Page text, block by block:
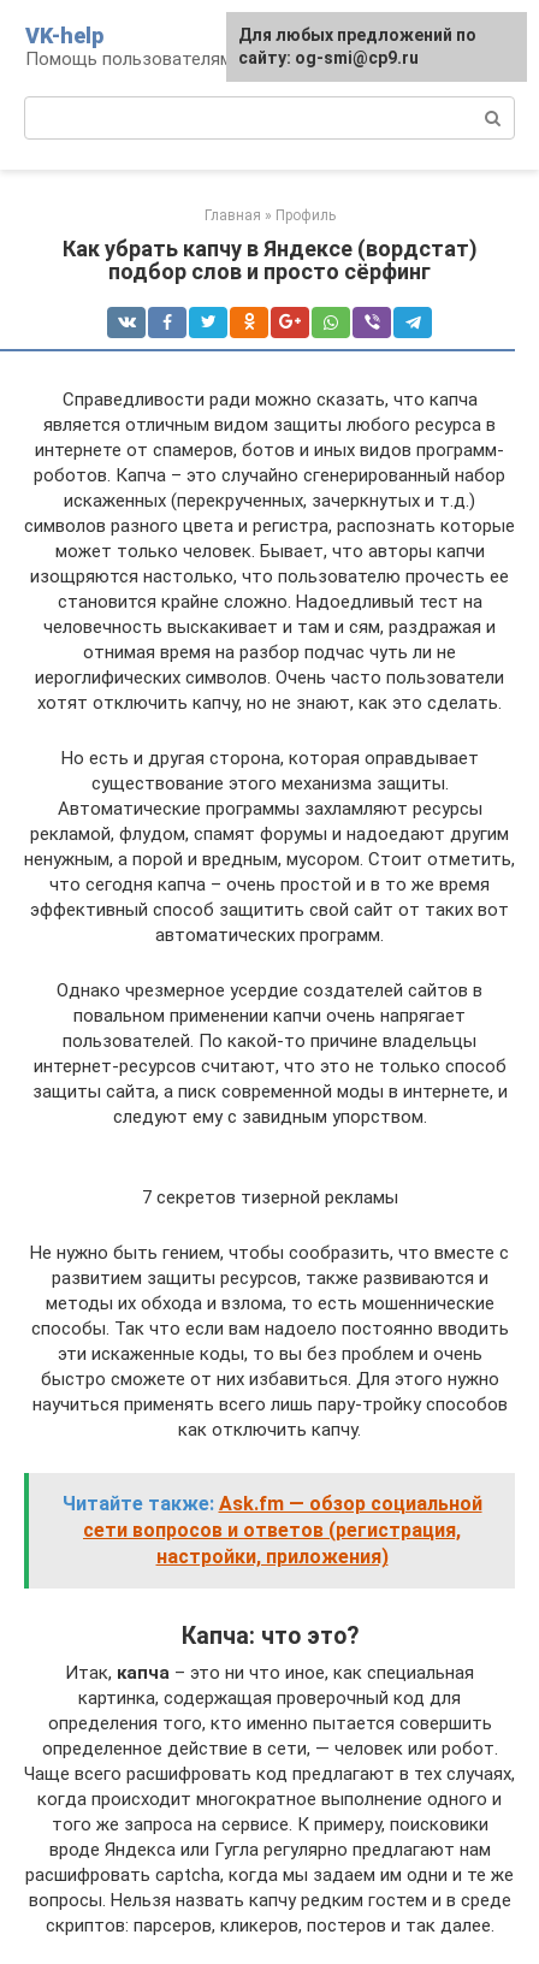
контенту
VK-help
Помощь пользователям соцсети ВКонтакте
Главная » Профиль
Как убрать капчу в Яндексе (вордстат)
подбор слов и просто сёрфинг
Справедливости ради можно сказать, что капча
является отличным видом защиты любого ресурса в
интернете от спамеров, ботов и иных видов программ-
роботов. Капча – это случайно сгенерированный набор
искаженных (перекрученных, зачеркнутых и т.д.)
символов разного цвета и регистра, распознать которые
может только человек. Бывает, что авторы капчи
изощряются настолько, что пользователю прочесть ее
становится крайне сложно. Надоедливый тест на
человечность выскакивает и там и сям, раздражая и
отнимая время на разбор подчас чуть ли не
иероглифических символов. Очень часто пользователи
хотят отключить капчу, но не знают, как это сделать.
Но есть и другая сторона, которая оправдывает
существование этого механизма защиты.
Автоматические программы захламляют ресурсы
рекламой, флудом, спамят форумы и надоедают другим
ненужным, а порой и вредным, мусором. Стоит отметить,
что сегодня капча – очень простой и в то же время
эффективный способ защитить свой сайт от таких вот
автоматических программ.
Однако чрезмерное усердие создателей сайтов в
повальном применении капчи очень напрягает
пользователей. По какой-то причине владельцы
интернет-ресурсов считают, что это не только способ
защиты сайта, а писк современной моды в интернете, и
следуют ему с завидным упорством.
7 секретов тизерной рекламы
Не нужно быть гением, чтобы сообразить, что вместе с
развитием защиты ресурсов, также развиваются и
методы их обхода и взлома, то есть мошеннические
способы. Так что если вам надоело постоянно вводить
эти искаженные коды, то вы без проблем и очень
быстро сможете от них избавиться. Для этого нужно
научиться применять всего лишь пару-тройку способов
как отключить капчу.
Читайте также: Ask.fm — обзор социальной
сети вопросов и ответов (регистрация,
настройки, приложения)
Капча: что это?
Итак, капча – это ни что иное, как специальная
картинка, содержащая проверочный код для
определения того, кто именно пытается совершить
определенное действие в сети, — человек или робот.
Чаще всего расшифровать код предлагают в тех случаях,
когда происходит многократное выполнение одного и
того же запроса на сервисе. К примеру, поисковики
вроде Яндекса или Гугла регулярно предлагают нам
расшифровать captcha, когда мы задаем им одни и те же
вопросы. Нельзя назвать капчу редким гостем и в среде
скриптов: парсеров, кликеров, постеров и так далее.
Для любых предложений по
сайту: og-smi@cp9.ru